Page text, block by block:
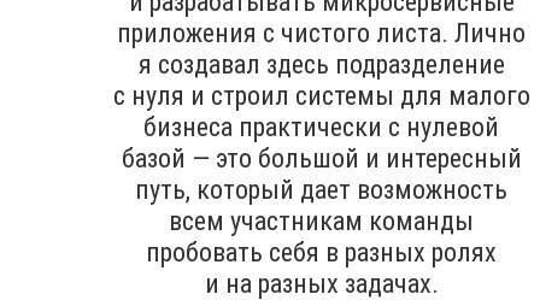
приложения с чистого листа. Лично
я создавал здесь подразделение
с нуля и строил системы для малого
бизнеса практически с нулевой
базой — это большой и интересный
путь, который дает возможность
всем участникам команды
пробовать себя в разных ролях
и на разных задачах.